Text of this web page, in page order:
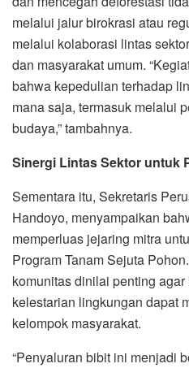
melalui jalur birokrasi atau
melalui kolaborasi lintas
dan masyarakat umum.
bahwa kepedulian terhadap
mana saja, termasuk melalui
budaya,” tambahnya.
Sinergi Lintas Sektor untuk
Sementara itu, Sekretaris
Handoyo, menyampaikan
memperluas jejaring mitra
Program Tanam Sejuta
komunitas dinilai penting
kelestarian lingkungan dapat
kelompok masyarakat.
“Penyaluran bibit ini menjadi